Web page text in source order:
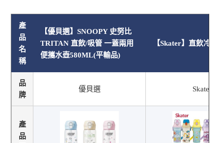
產
品
名
稱
【優貝選】SNOOPY 史努比
TRITAN 直飲/吸管 一蓋兩用
便攜水壺580ML(平輸品)
【Skater】直飲冷
品
牌
優貝選 Skater
產
品